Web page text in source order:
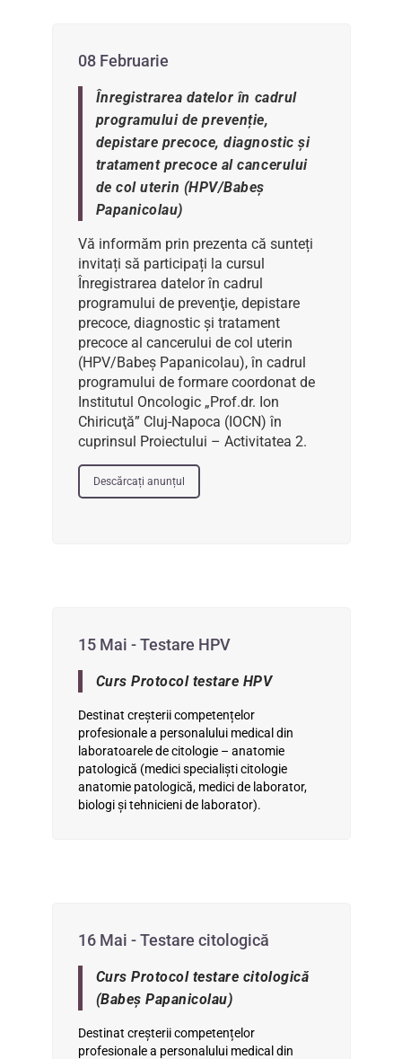
08 Februarie
Înregistrarea datelor în cadrul
programului de prevenție,
depistare precoce, diagnostic şi
tratament precoce al cancerului
de col uterin (HPV/Babeș
Papanicolau)
Vă informăm prin prezenta că sunteți
invitați să participați la cursul
Înregistrarea datelor în cadrul
programului de prevenţie, depistare
precoce, diagnostic şi tratament
precoce al cancerului de col uterin
(HPV/Babeș Papanicolau), în cadrul
programului de formare coordonat de
Institutul Oncologic „Prof.dr. Ion
Chiricuţă” Cluj-Napoca (IOCN) în
cuprinsul Proiectului – Activitatea 2.
Descărcați anunțul
15 Mai - Testare HPV
Curs Protocol testare HPV
Destinat creşterii competențelor
profesionale a personalului medical din
laboratoarele de citologie – anatomie
patologică (medici specialişti citologie
anatomie patologică, medici de laborator,
biologi şi tehnicieni de laborator).
16 Mai - Testare citologică
Curs Protocol testare citologică
(Babeş Papanicolau)
Destinat creşterii competențelor
profesionale a personalului medical din